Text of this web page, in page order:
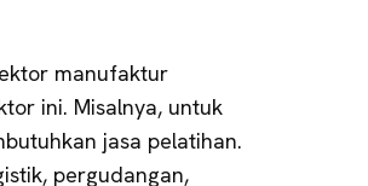
manufaktur
ini. Misalnya, untuk
jasa pelatihan.
pergudangan,